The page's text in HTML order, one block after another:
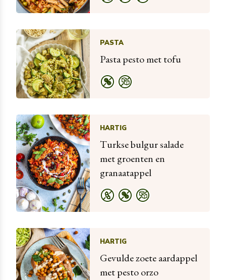
PASTA
Pasta pesto met tofu
HARTIG
Turkse bulgur salade
met groenten en
granaatappel
HARTIG
Gevulde zoete aardappel
met pesto orzo